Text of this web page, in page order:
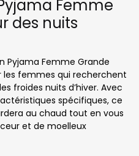
Femme
des nuits
Pyjama Femme Grande
les femmes qui recherchent
froides nuits d’hiver. Avec
spécifiques, ce
au chaud tout en vous
et de moelleux